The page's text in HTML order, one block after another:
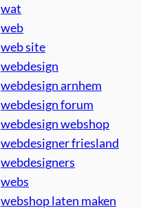
wat
web
web site
webdesign
webdesign arnhem
webdesign forum
webdesign webshop
webdesigner friesland
webdesigners
webs
webshop laten maken